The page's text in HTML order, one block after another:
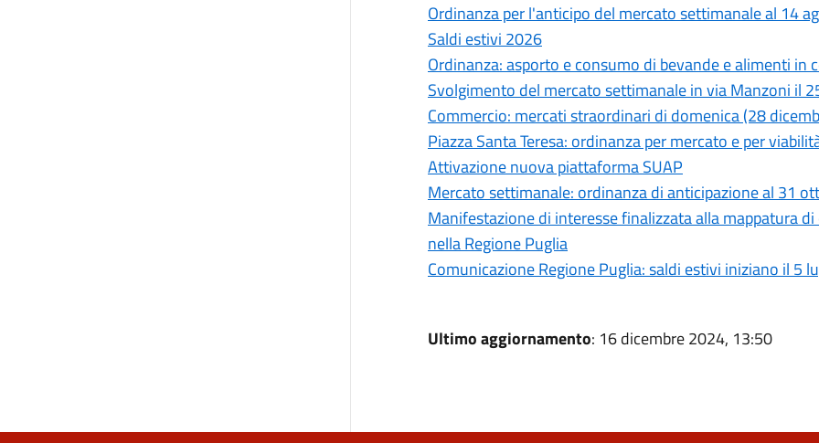
Ordinanza per l'anticipo del mercato settimanale al 14
Saldi estivi 2026
Ordinanza: asporto e consumo di bevande e alimenti in
Svolgimento del mercato settimanale in via Manzoni il
Commercio: mercati straordinari di domenica (28
Piazza Santa Teresa: ordinanza per mercato e per
Attivazione nuova piattaforma SUAP
Mercato settimanale: ordinanza di anticipazione al 31
Manifestazione di interesse finalizzata alla mappatura
nella Regione Puglia
Comunicazione Regione Puglia: saldi estivi iniziano il 5
Ultimo aggiornamento: 16 dicembre 2024, 13:50